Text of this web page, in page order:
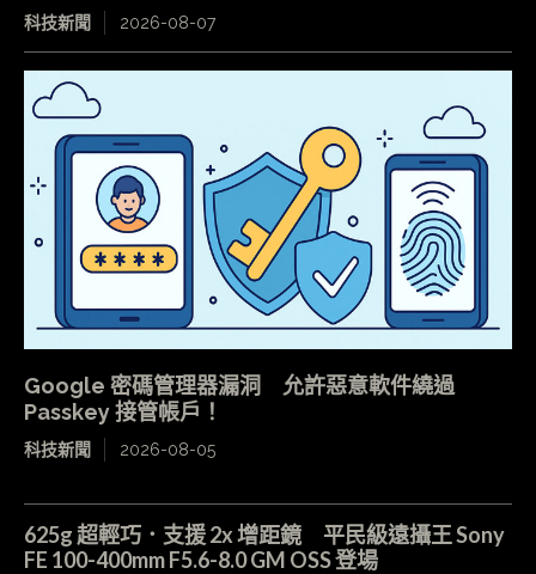
科技新聞 2026-08-07
Google 密碼管理器漏洞 允許惡意軟件繞過
Passkey 接管帳戶！
科技新聞 2026-08-05
625g 超輕巧．支援 2x 增距鏡 平民級遠攝王 Sony
FE 100-400mm F5.6-8.0 GM OSS 登場